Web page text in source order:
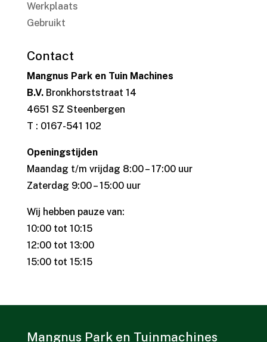
Werkplaats
Gebruikt
Contact
Mangnus Park en Tuin Machines
B.V.Bronkhorststraat 14
4651 SZ Steenbergen
T : 0167-541 102
Openingstijden
Maandag t/m vrijdag 8:00 – 17:00 uur
Zaterdag 9:00 – 15:00 uur
Wij hebben pauze van:
10:00 tot 10:15
12:00 tot 13:00
15:00 tot 15:15
Mangnus Park en Tuinmachines